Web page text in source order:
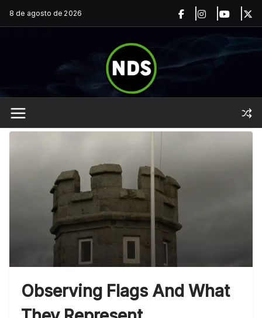
Saltar
al
8 de agosto de 2026
Observing Flags And What